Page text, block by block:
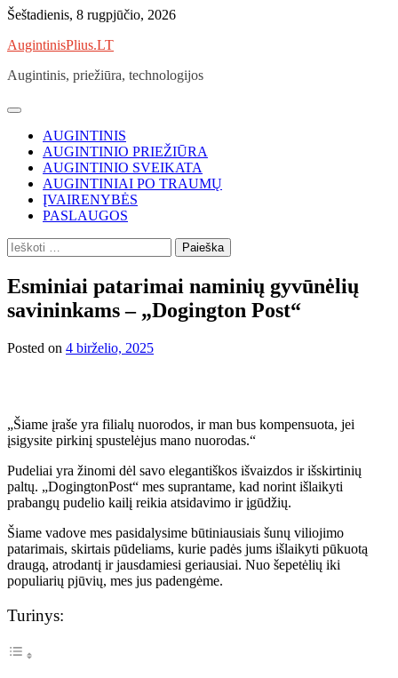
Skip
content
Šeštadienis, 8 rugpjūčio, 2026
AugintinisPlius.LT
Augintinis, priežiūra, technologijos
AUGINTINIS
AUGINTINIO PRIEŽIŪRA
AUGINTINIO SVEIKATA
AUGINTINIAI PO TRAUMŲ
ĮVAIRENYBĖS
PASLAUGOS
Ieškoti:
Esminiai patarimai naminių gyvūnėlių
savininkams – „Dogington Post“
Posted on 4 birželio, 2025
„Šiame įraše yra filialų nuorodos, ir man bus kompensuota, jei
įsigysite pirkinį spustelėjus mano nuorodas.“
Pudeliai yra žinomi dėl savo elegantiškos išvaizdos ir išskirtinių
paltų. „DogingtonPost“ mes suprantame, kad norint išlaikyti
prabangų pudelio kailį reikia atsidavimo ir įgūdžių.
Šiame vadove mes pasidalysime būtiniausiais šunų viliojimo
patarimais, skirtais pūdeliams, kurie padės jums išlaikyti pūkuotą
draugą, atrodantį ir jausdamiesi geriausiai. Nuo šepetėlių iki
populiarių pjūvių, mes jus padengėme.
Turinys: